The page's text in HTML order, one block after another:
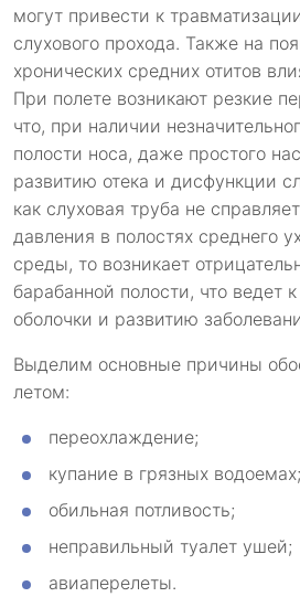
могут привести к
слухового прохода. Также на
хронических средних отитов
При полете возникают резкие
что, при наличии
полости носа, даже простого
развитию отека и дисфункции
как слуховая труба не
давления в полостях среднего
среды, то возникает
барабанной полости, что ведет
оболочки и развитию
Выделим основные причины
летом:
переохлаждение;
купание в грязных водоемах;
обильная потливость;
неправильный туалет ушей;
авиаперелеты.